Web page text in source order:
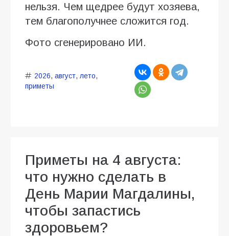
нельзя. Чем щедрее будут хозяева,
тем благополучнее сложится год.
Фото сгенерировано ИИ.
2026, август, лето,
приметы
Приметы на 4 августа:
что нужно сделать в
День Марии Магдалины,
чтобы запастись
здоровьем?